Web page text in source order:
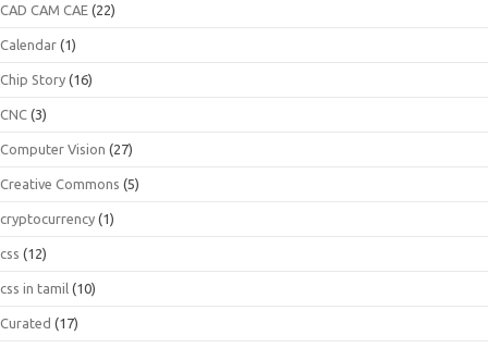
CAD CAM CAE (22)
Calendar (1)
Chip Story (16)
CNC (3)
Computer Vision (27)
Creative Commons (5)
cryptocurrency (1)
css (12)
css in tamil (10)
Curated (17)